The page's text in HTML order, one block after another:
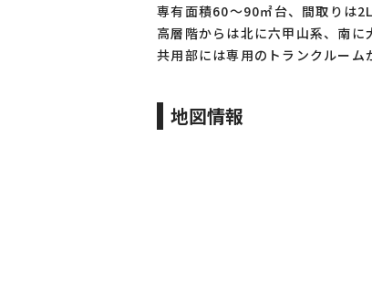
専有面積60～90㎡台、間取りは
高層階からは北に六甲山系、南に
共用部には専用のトランクルーム
地図情報